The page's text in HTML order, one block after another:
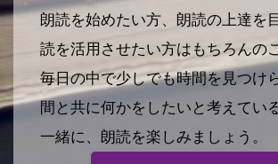
朗読を始めたい方、朗読の上達を
読を活用させたい方はもちろんの
毎日の中で少しでも時間を見つけ
間と共に何かをしたいと考えてい
一緒に、朗読を楽しみましょう。